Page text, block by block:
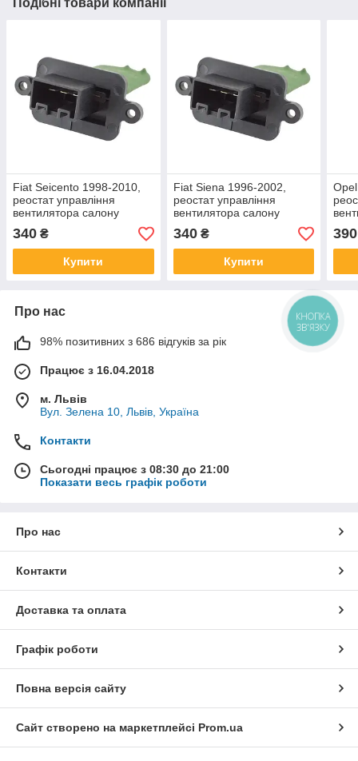
Fiat Seicento 1998-2010,
реостат управління
вентилятора салону
(резистор вентилятора)
340 ₴
Купити
Fiat Siena 1996-2002,
реостат управління
вентилятора салону
(резистор вентилятора)
340₴
Купити
390
Про нас
98% позитивних з 686 відгуків за рік
Працює з 16.04.2018
м. Львів
Вул. Зелена 10, Львів, Україна
Контакти
Сьогодні працює з 08:30 до 21:00
Показати весь графік роботи
Про нас
Контакти
Доставка та оплата
Графік роботи
Повна версія сайту
Сайт створено на маркетплейсі Prom.ua
КНОПКА
ЗВ'ЯЗКУ